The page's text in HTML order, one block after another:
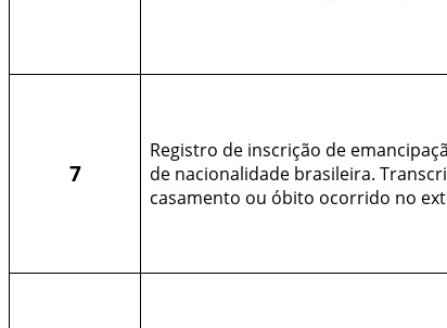
7
Registro de inscrição de
de nacionalidade brasileira.
casamento ou óbito ocorrido no